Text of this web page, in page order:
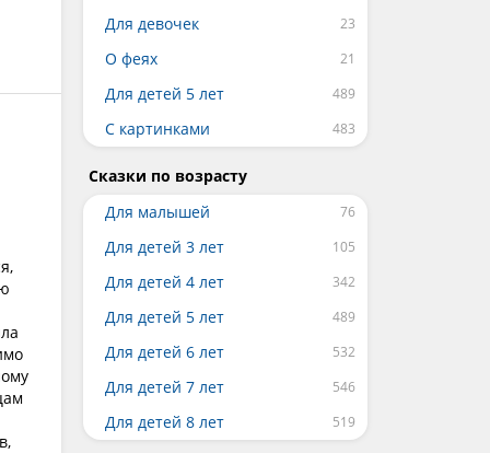
Для девочек
О феях
Для детей 5 лет
С картинками
Сказки по возрасту
Для малышей
Для детей 3 лет
Для детей 4 лет
Для детей 5 лет
Для детей 6 лет
Для детей 7 лет
Для детей 8 лет